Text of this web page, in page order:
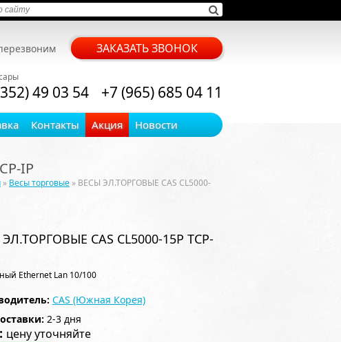
ЗАКАЗАТЬ ЗВОНОК
49 03 54 +7 (965) 685 04 11
Контакты Акция Новости
IP
» Весы торговые » ВЕСЫ ЭЛ.ТОРГОВЫЕ CAS CL5000-
CAS CL5000-15P TCP-
Ethernet Lan 10/100
CAS (Южная Корея)
2-3 дня
цену уточняйте